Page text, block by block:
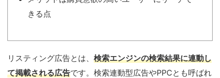
きる点
リスティング広告とは、 検索エンジンの検索結果に連動し
て掲載される広告です。検索連動型広告やPPCとも呼ばれ